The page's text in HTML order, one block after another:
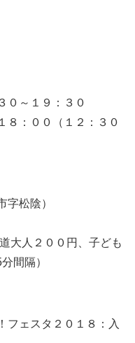
０～１９：３０
８：００（１２：３０
字松陰）
大人２００円、子ども
間隔）
フェスタ２０１８：入